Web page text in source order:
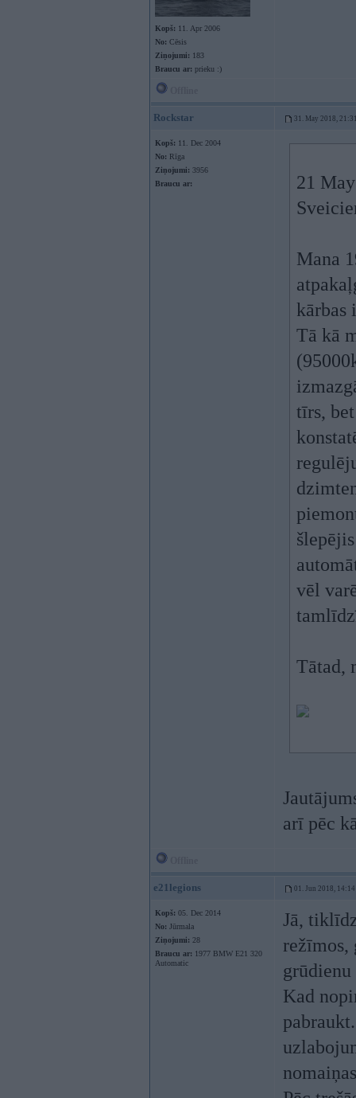
Kopš: 11. Apr 2006
No: Cēsis
Ziņojumi: 183
Braucu ar: prieku :)
Rockstar 31. May 2018,
Kopš: 11. Dec 2004
No: Rīga
Ziņojumi: 3956
Braucu ar:
21
Mana
kārbas
Tā kā
tīrs,
vēl
Tātad,
arī pēc
e21legions 01. Jun 2018, 14:14
Kopš: 05. Dec 2014
No: Jūrmala
Ziņojumi: 28
Braucu ar: 1977 BMW E21 320
Automatic
Jā,
režīmos,
grūdienu
Kad